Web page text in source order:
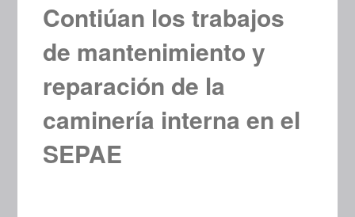
Contiúan los trabajos
de mantenimiento y
reparación de la
caminería interna en el
SEPAE